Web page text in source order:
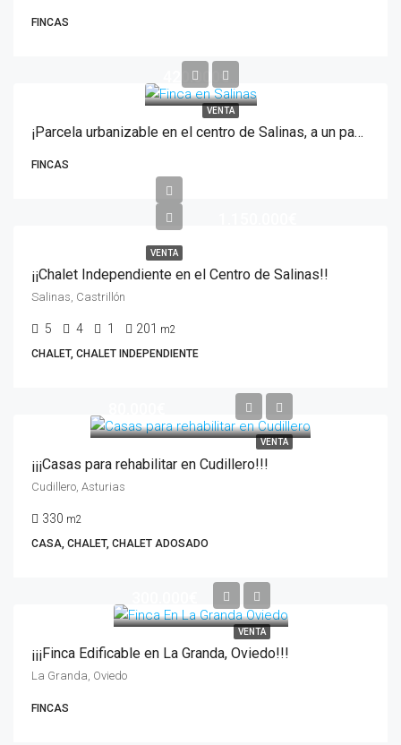
FINCAS
VENTA
420.000€
¡Parcela urbanizable en el centro de Salinas, a un paso de la playa!
FINCAS
VENTA
¡¡Chalet Independiente en el Centro de Salinas!!
Salinas, Castrillón
5 4 1 201 m2
CHALET, CHALET INDEPENDIENTE
VENTA
¡¡¡Casas para rehabilitar en Cudillero!!!
Cudillero, Asturias
330 m2
CASA, CHALET, CHALET ADOSADO
VENTA
¡¡¡Finca Edificable en La Granda, Oviedo!!!
La Granda, Oviedo
FINCAS